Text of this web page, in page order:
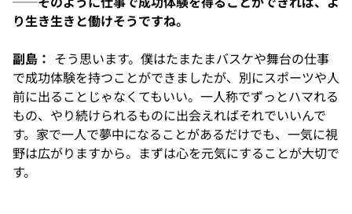
り生き生きと働けそうですね。
副島： そう思います。僕はたまたまバスケや舞台の仕事
で成功体験を持つことができましたが、別にスポーツや人
前に出ることじゃなくてもいい。一人称でずっとハマれる
もの、やり続けられるものに出会えればそれでいいんで
す。家で一人で夢中になることがあるだけでも、一気に視
野は広がりますから。まずは心を元気にすることが大切で
す。